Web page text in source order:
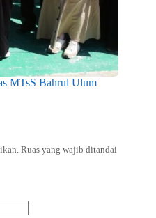
MTsS Bahrul Ulum
Ruas yang wajib ditandai